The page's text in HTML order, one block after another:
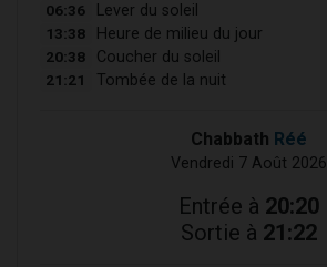
06:36 Lever du soleil
13:38 Heure de milieu du jour
20:38 Coucher du soleil
21:21 Tombée de la nuit
Chabbath Réé
Vendredi 7 Août 2026
Entrée à 20:20
Sortie à 21:22